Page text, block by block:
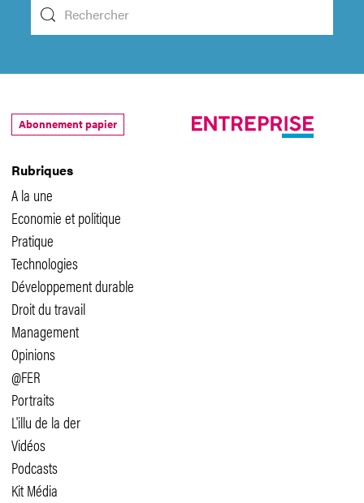
Rubriques
A la une
Economie et politique
Pratique
Technologies
Développement durable
Droit du travail
Management
Opinions
@FER
Portraits
L'illu de la der
Vidéos
Podcasts
Kit Média
Abonnement papier